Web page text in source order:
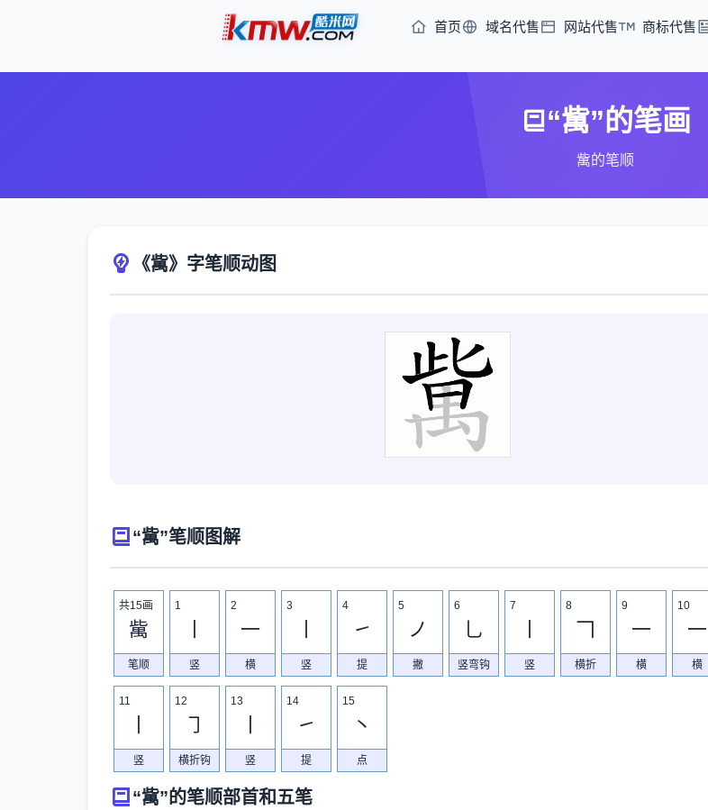
首页 域名代售 网站代售 商标代售
“歶”的笔画
歶的笔顺
《歶》字笔顺动图
“歶”笔顺图解
共15画
歶
笔顺
1
竖
2
一
横
3
竖
4
㇀
提
5
ノ
撇
6
乚
竖弯钩
7
竖
8
𠃍
横折
9
一
横
10
一
横
11
竖
12
㇆
横折钩
13
竖
14
㇀
提
15
丶
点
“歶”的笔顺部首和五笔